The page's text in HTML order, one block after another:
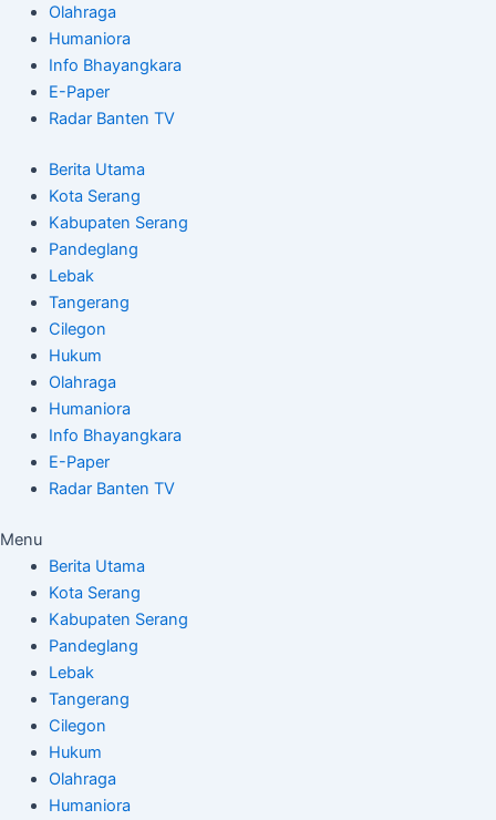
Olahraga
Humaniora
Info Bhayangkara
E-Paper
Radar Banten TV
Berita Utama
Kota Serang
Kabupaten Serang
Pandeglang
Lebak
Tangerang
Cilegon
Hukum
Olahraga
Humaniora
Info Bhayangkara
E-Paper
Radar Banten TV
Menu
Berita Utama
Kota Serang
Kabupaten Serang
Pandeglang
Lebak
Tangerang
Cilegon
Hukum
Olahraga
Humaniora